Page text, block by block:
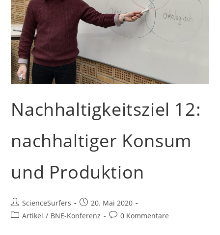
Nachhaltigkeitsziel 12:
nachhaltiger Konsum
und Produktion
Beitrags-
Autor:
ScienceSurfers
Beitrag
veröffentlicht:
20. Mai 2020
Beitrags-
Artikel / BNE-Konferenz
Beitrags-
0 Kommentare